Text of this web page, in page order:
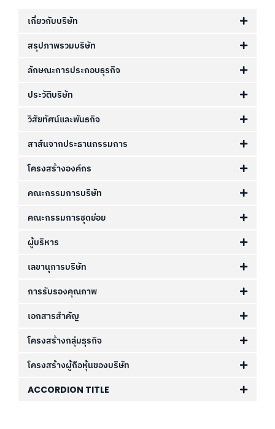
เกี่ยวกับบริษัท
สรุปภาพรวมบริษัท
ลักษณะการประกอบธุรกิจ
ประวัติบริษัท
วิสัยทัศน์และพันธกิจ
สาส์นจากประธานกรรมการ
โครงสร้างองค์กร
คณะกรรมการบริษัท
คณะกรรมการชุดย่อย
ผู้บริหาร
เลขานุการบริษัท
การรับรองคุณภาพ
เอกสารสำคัญ
โครงสร้างกลุ่มธุรกิจ
โครงสร้างผู้ถือหุ้นของบริษัท
ACCORDION TITLE